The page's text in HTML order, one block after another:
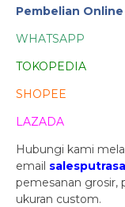
Pembelian
WHATSAPP
TOKOPEDIA
SHOPEE
LAZADA
Hubungi kami
email
pemesanan grosir,
ukuran custom.